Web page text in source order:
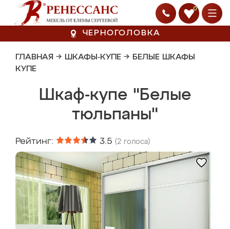
0
ЧЕРНОГОЛОВКА
ГЛАВНАЯ → ШКАФЫ-КУПЕ → БЕЛЫЕ ШКАФЫ
КУПЕ
Шкаф-купе "Белые
тюльпаны"
Рейтинг: 3.5 (2 голоса)